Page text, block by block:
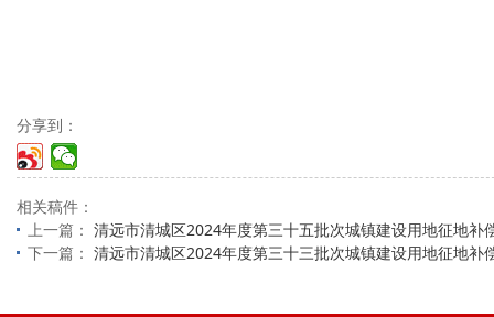
分享到：
相关稿件：
上一篇： 清远市清城区2024年度第三十五批次城镇建设用地征地补
下一篇： 清远市清城区2024年度第三十三批次城镇建设用地征地补